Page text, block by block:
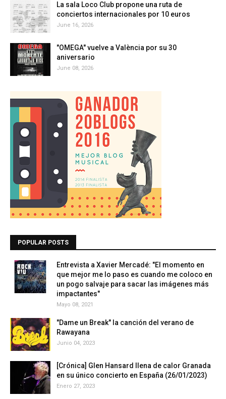
La sala Loco Club propone una ruta de
conciertos internacionales por 10 euros
June 16, 2026
"OMEGA" vuelve a València por su 30
aniversario
June 08, 2026
POPULAR POSTS
Entrevista a Xavier Mercadé: "El momento en
que mejor me lo paso es cuando me coloco en
un pogo salvaje para sacar las imágenes más
impactantes"
Mayo 08, 2021
"Dame un Break" la canción del verano de
Rawayana
Junio 04, 2023
[Crónica] Glen Hansard llena de calor Granada
en su único concierto en España (26/01/2023)
Enero 27, 2023